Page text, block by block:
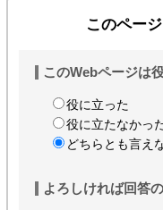
このペー
このWebページは
役に立った
役に立たなかっ
どちらとも言え
よろしければ回答